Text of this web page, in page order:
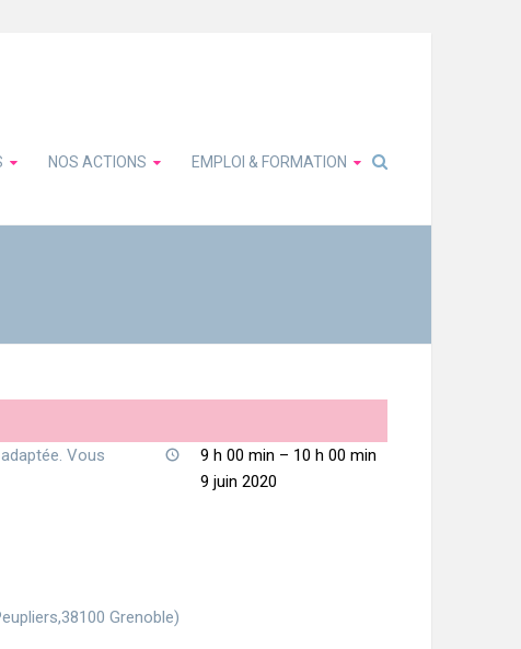
NOS ACTIONS EMPLOI & FORMATION
9 h 00 min – 10 h 00 min
9 juin 2020
Vous
Grenoble)